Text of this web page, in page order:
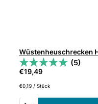
Wüstenheuschrecken
(5)
€19,49
€0,19 /Stück